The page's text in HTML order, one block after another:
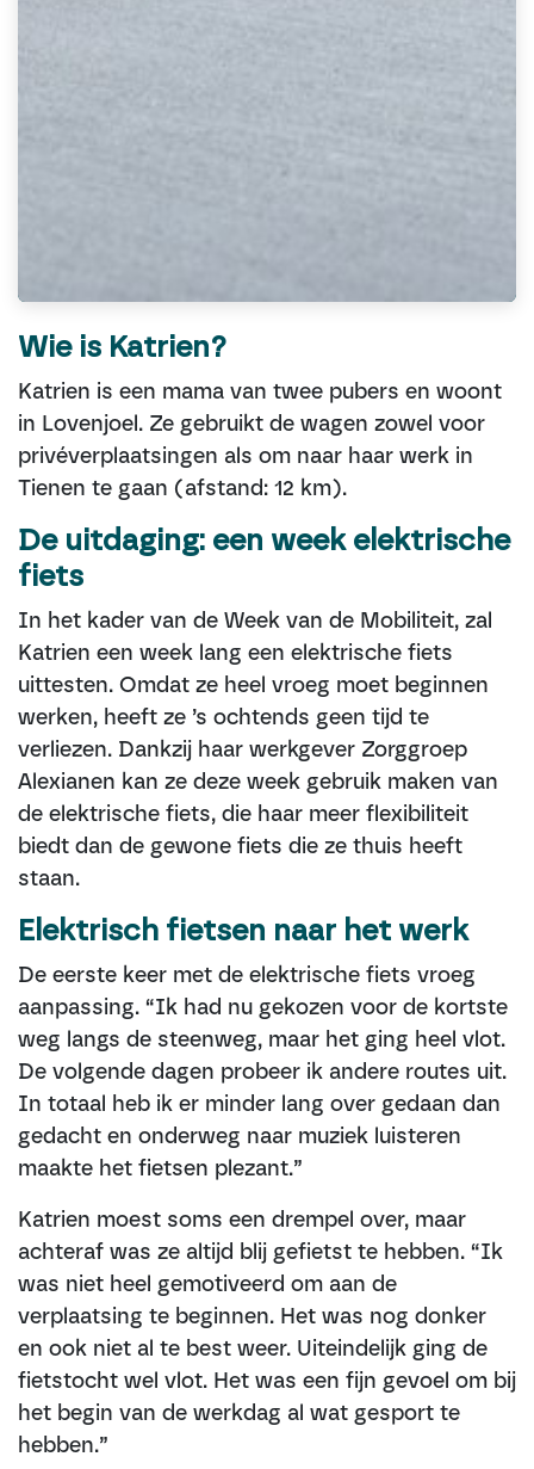
Wie is Katrien?
Katrien is een mama van twee pubers en woont
in Lovenjoel. Ze gebruikt de wagen zowel voor
privéverplaatsingen als om naar haar werk in
Tienen te gaan (afstand: 12 km).
De uitdaging: een week elektrische
fiets
In het kader van de Week van de Mobiliteit, zal
Katrien een week lang een elektrische fiets
uittesten. Omdat ze heel vroeg moet beginnen
werken, heeft ze ’s ochtends geen tijd te
verliezen. Dankzij haar werkgever Zorggroep
Alexianen kan ze deze week gebruik maken van
de elektrische fiets, die haar meer flexibiliteit
biedt dan de gewone fiets die ze thuis heeft
staan.
Elektrisch fietsen naar het werk
De eerste keer met de elektrische fiets vroeg
aanpassing. “Ik had nu gekozen voor de kortste
weg langs de steenweg, maar het ging heel vlot.
De volgende dagen probeer ik andere routes uit.
In totaal heb ik er minder lang over gedaan dan
gedacht en onderweg naar muziek luisteren
maakte het fietsen plezant.”
Katrien moest soms een drempel over, maar
achteraf was ze altijd blij gefietst te hebben. “Ik
was niet heel gemotiveerd om aan de
verplaatsing te beginnen. Het was nog donker
en ook niet al te best weer. Uiteindelijk ging de
fietstocht wel vlot. Het was een fijn gevoel om bij
het begin van de werkdag al wat gesport te
hebben.”